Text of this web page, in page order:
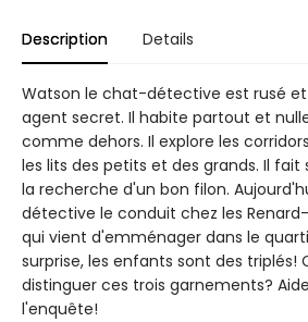
Description Details
Watson le chat-détective est rusé
agent secret. Il habite partout et
comme dehors. Il explore les
les lits des petits et des grands. Il fait
la recherche d'un bon filon.
détective le conduit chez les
qui vient d'emménager dans le
surprise, les enfants sont des
distinguer ces trois garnements?
l'enquête!